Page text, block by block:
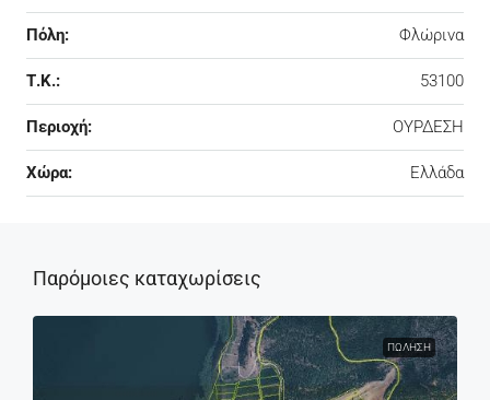
Πόλη: Φλώρινα
Τ.Κ.: 53100
Περιοχή: ΟΥΡΔΕΣΗ
Χώρα: Ελλάδα
Παρόμοιες καταχωρίσεις
ΠΏΛΗΣΗ